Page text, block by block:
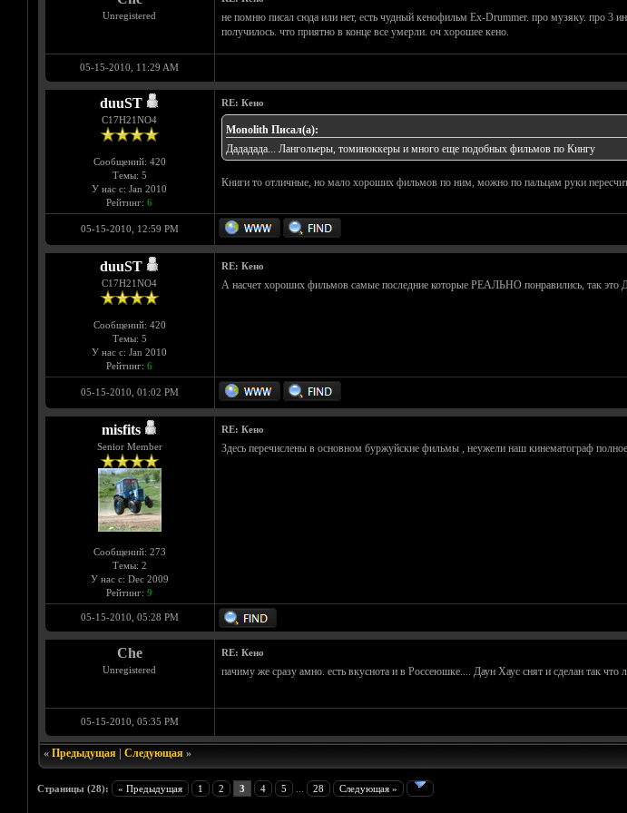
Unregistered
не помню писал сюда или нет, есть чудный кенофильм Ex-Drummer. про музяку. про 3
получилось. что приятно в конце все умерли. оч хорошее кено.
05-15-2010, 11:29 AM
duuST
С17H21NO4
Сообщений: 420
Темы: 5
У нас с: Jan 2010
Рейтинг: 6
RE: Кено
Monolith Писал(а):
Дададада... Лангольеры, томиноккеры и много еще подобных фильмов по Кингу
Книги то отличные, но мало хороших фильмов по ним, можно по пальцам руки
05-15-2010, 12:59 PM
duuST
С17H21NO4
Сообщений: 420
Темы: 5
У нас с: Jan 2010
Рейтинг: 6
RE: Кено
А насчет хороших фильмов самые последние которые РЕАЛЬНО понравились, так это
05-15-2010, 01:02 PM
misfits
Senior Member
Сообщений: 273
Темы: 2
У нас с: Dec 2009
Рейтинг: 9
RE: Кено
Здесь перечислены в основном буржуйские фильмы , неужели наш кинематограф
05-15-2010, 05:28 PM
Che
Unregistered
RE: Кено
пачиму же сразу амно. есть вкуснота и в Россеюшке.... Даун Хаус снят и сделан так
05-15-2010, 05:35 PM
« Предыдущая| Следующая»
Страницы (28): « Предыдущая 1 2 3 4 5 28 Следующая »